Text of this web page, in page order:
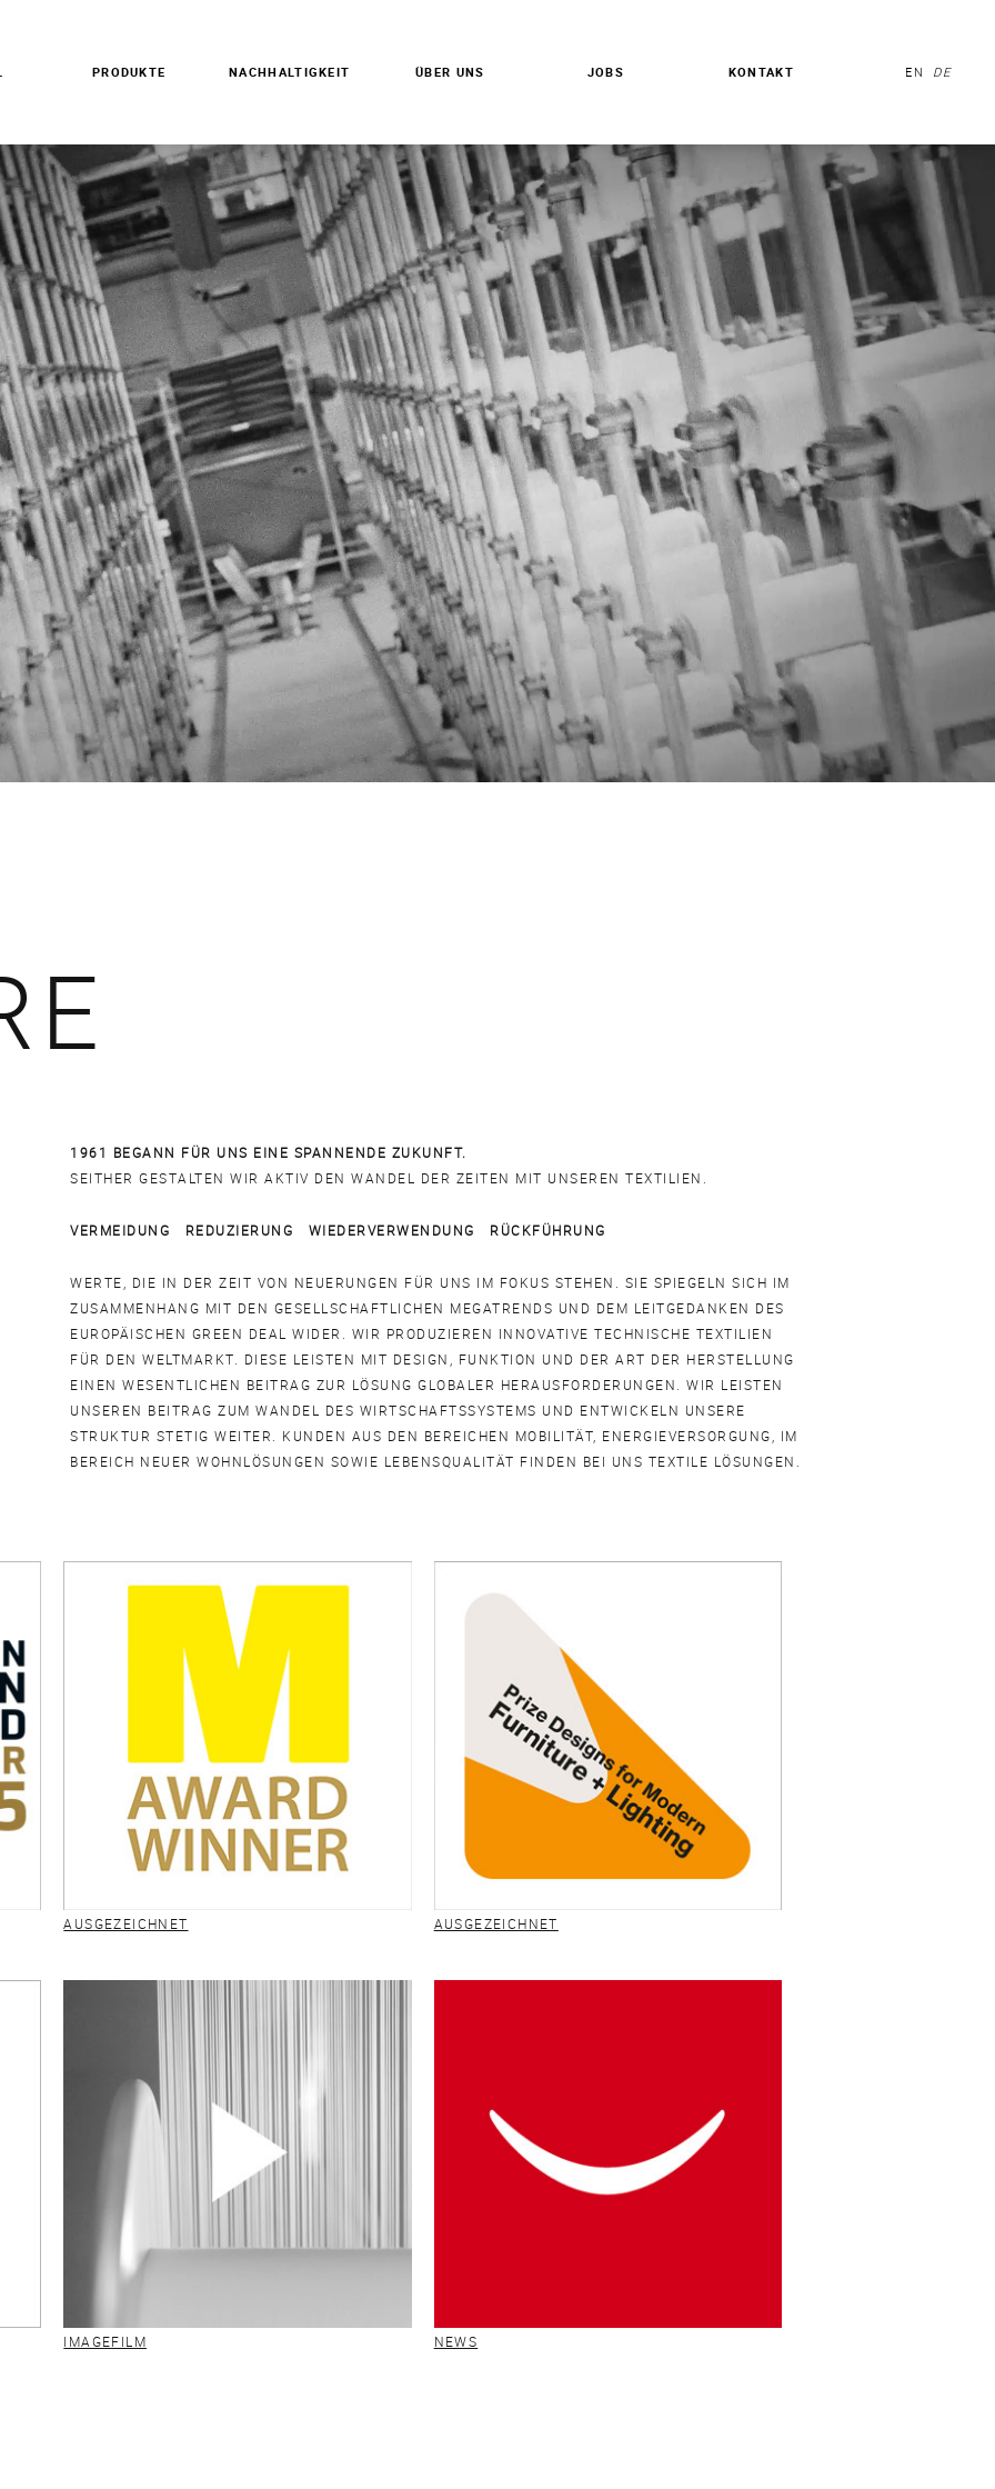
PRODUKTE NACHHALTIGKEIT ÜBER UNS JOBS KONTAKT EN DE
1961 BEGANN FÜR UNS EINE SPANNENDE ZUKUNFT.
SEITHER GESTALTEN WIR AKTIV DEN WANDEL DER ZEITEN MIT UNSEREN TEXTILIEN.
VERMEIDUNG REDUZIERUNG WIEDERVERWENDUNG RÜCKFÜHRUNG
WERTE, DIE IN DER ZEIT VON NEUERUNGEN FÜR UNS IM FOKUS STEHEN. SIE SPIEGELN SICH IM
ZUSAMMENHANG MIT DEN GESELLSCHAFTLICHEN MEGATRENDS UND DEM LEITGEDANKEN DES
EUROPÄISCHEN GREEN DEAL WIDER. WIR PRODUZIEREN INNOVATIVE TECHNISCHE TEXTILIEN
FÜR DEN WELTMARKT. DIESE LEISTEN MIT DESIGN, FUNKTION UND DER ART DER HERSTELLUNG
EINEN WESENTLICHEN BEITRAG ZUR LÖSUNG GLOBALER HERAUSFORDERUNGEN. WIR LEISTEN
UNSEREN BEITRAG ZUM WANDEL DES WIRTSCHAFTSSYSTEMS UND ENTWICKELN UNSERE
STRUKTUR STETIG WEITER. KUNDEN AUS DEN BEREICHEN MOBILITÄT, ENERGIEVERSORGUNG, IM
BEREICH NEUER WOHNLÖSUNGEN SOWIE LEBENSQUALITÄT FINDEN BEI UNS TEXTILE LÖSUNGEN.
AUSGEZEICHNET AUSGEZEICHNET
IMAGEFILM NEWS